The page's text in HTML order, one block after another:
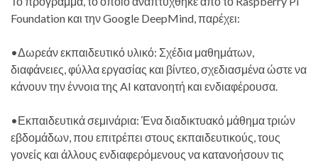
Foundation και την Google DeepMind, παρέχει:
•Δωρεάν εκπαιδευτικό υλικό: Σχέδια μαθημάτων,
διαφάνειες, φύλλα εργασίας και βίντεο, σχεδιασμένα ώστε να
κάνουν την έννοια της AI κατανοητή και ενδιαφέρουσα.
•Εκπαιδευτικά σεμινάρια: Ένα διαδικτυακό μάθημα τριών
εβδομάδων, που επιτρέπει στους εκπαιδευτικούς, τους
γονείς και άλλους ενδιαφερόμενους να κατανοήσουν τις